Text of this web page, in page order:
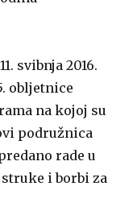
svibnja 2016.
obljetnice
na kojoj su
podružnica
rade u
i borbi za